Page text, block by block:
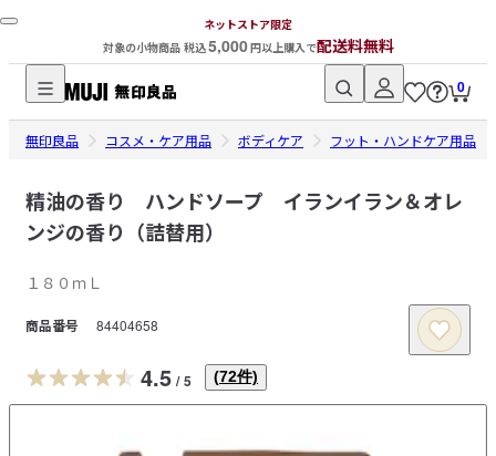
ネットストア限定
対象の小物商品 税込5,000円以上購入で配送料無料
無
印
品
ネ
ト
ト
ア
0
無印良品 コスメ・ケア用品 ボディケア フット・ハンドケア用品
精油の香り ハンドソープ イランイラン＆オレ
ンジの香り（詰替用）
１８０ｍＬ
商品番号 84404658
4.5 / 5 (72件)